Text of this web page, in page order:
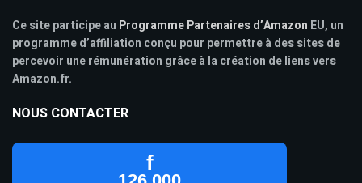
Ce site participe au Programme Partenaires d’Amazon EU, un
programme d’affiliation conçu pour permettre à des sites de
percevoir une rémunération grâce à la création de liens vers
Amazon.fr.
NOUS CONTACTER
f